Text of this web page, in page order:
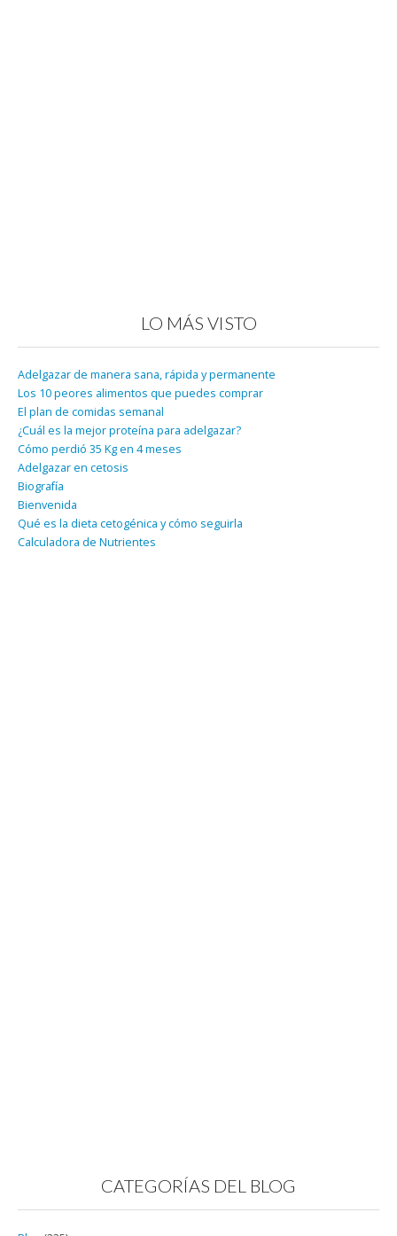
LO MÁS VISTO
Adelgazar de manera sana, rápida y permanente
Los 10 peores alimentos que puedes comprar
El plan de comidas semanal
¿Cuál es la mejor proteína para adelgazar?
Cómo perdió 35 Kg en 4 meses
Adelgazar en cetosis
Biografía
Bienvenida
Qué es la dieta cetogénica y cómo seguirla
Calculadora de Nutrientes
CATEGORÍAS DEL BLOG